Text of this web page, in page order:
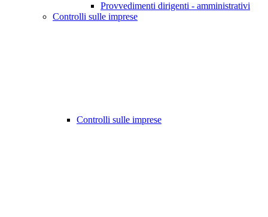
Provvedimenti dirigenti - amministrativi
Controlli sulle imprese
Controlli sulle imprese